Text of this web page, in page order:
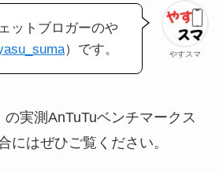
やすスマ
ットブロガーのや
）です。
の実測AnTuTuベンチマークス
にはぜひご覧ください。